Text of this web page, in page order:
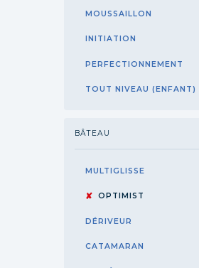
MOUSSAILLON
INITIATION
PERFECTIONNEMENT
TOUT NIVEAU (ENFANT)
BÂTEAU
MULTIGLISSE
OPTIMIST
DÉRIVEUR
CATAMARAN